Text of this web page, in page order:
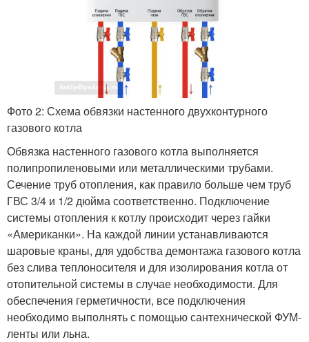
Фото 2: Схема обвязки настенного двухконтурного
газового котла
Обвязка настенного газового котла выполняется
полипропиленовыми или металлическими трубами.
Сечение труб отопления, как правило больше чем труб
ГВС 3/4 и 1/2 дюйма соответственно. Подключение
системы отопления к котлу происходит через гайки
«Американки». На каждой линии устанавливаются
шаровые краны, для удобства демонтажа газового котла
без слива теплоносителя и для изолирования котла от
отопительной системы в случае необходимости. Для
обеспечения герметичности, все подключения
необходимо выполнять с помощью сантехнической ФУМ-
ленты или льна.